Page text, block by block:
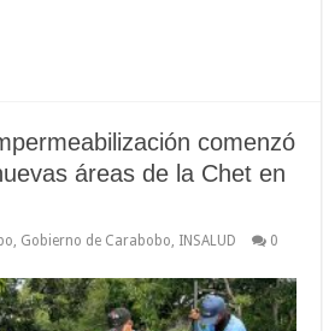
comenzó
áreas de la Chet en
, Gobierno de Carabobo, INSALUD
0